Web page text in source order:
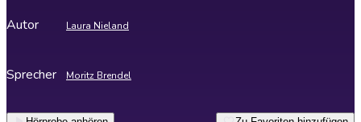
Autor Laura Nieland
Sprecher Moritz Brendel